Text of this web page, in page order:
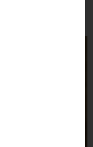
einen und testet.